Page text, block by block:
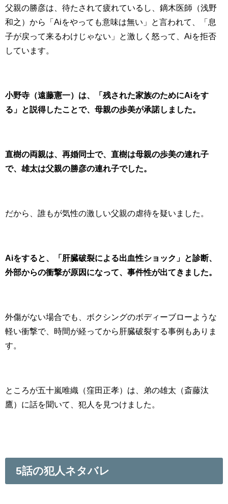
父親の勝彦は、待たされて疲れているし、鏑木医師（浅野
和之）から「Aiをやっても意味は無い」と言われて、「息
子が戻って来るわけじゃない」と激しく怒って、Aiを拒否
しています。
小野寺（遠藤憲一）は、「残された家族のためにAiをす
る」と説得したことで、母親の歩美が承諾しました。
直樹の両親は、再婚同士で、直樹は母親の歩美の連れ子
で、雄太は父親の勝彦の連れ子でした。
だから、誰もが気性の激しい父親の虐待を疑いました。
Aiをすると、「肝臓破裂による出血性ショック」と診断、
外部からの衝撃が原因になって、事件性が出てきました。
外傷がない場合でも、ボクシングのボディーブローような
軽い衝撃で、時間が経ってから肝臓破裂する事例もありま
す。
ところが五十嵐唯織（窪田正孝）は、弟の雄太（斎藤汰
鷹）に話を聞いて、犯人を見つけました。
5話の犯人ネタバレ